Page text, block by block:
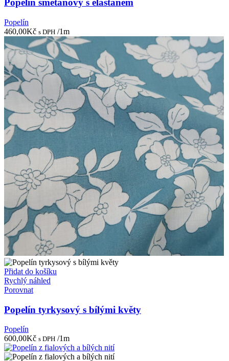
Popelín smetanový s elastanem
Popelín
460,00Kč s DPH /1m
Přidat do košíku
Rychlý náhled
Porovnat
Popelín tyrkysový s bílými květy
Popelín
600,00Kč s DPH /1m